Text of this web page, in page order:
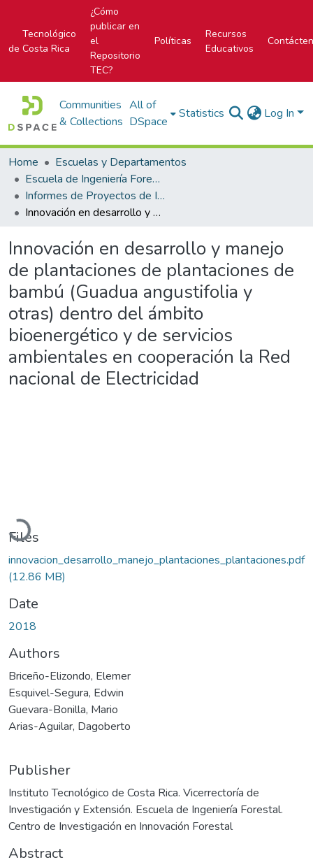
Tecnológico
de Costa Rica
¿Cómo
publicar en
el
Repositorio
TEC?
Políticas
Recursos
Educativos
Communities
& Collections
All of
DSpace
Statistics Log In
Home
Escuelas y Departamentos
Escuela de Ingeniería Forestal
Informes de Proyectos de Investigación
Innovación en desarrollo y manejo de plantaciones de plantaciones de bambú (Guadua angustifolia y otras) dentro del ámbito bioenergético y de servicios ambientales en cooperación la Red nacional de Electricidad
Innovación en desarrollo y manejo
de plantaciones de plantaciones de
bambú (Guadua angustifolia y
otras) dentro del ámbito
bioenergético y de servicios
ambientales en cooperación la Red
nacional de Electricidad
Loading...
Files
innovacion_desarrollo_manejo_plantaciones_plantaciones.pdf
(12.86 MB)
Date
2018
Authors
Briceño-Elizondo, Elemer
Esquivel-Segura, Edwin
Guevara-Bonilla, Mario
Arias-Aguilar, Dagoberto
Publisher
Instituto Tecnológico de Costa Rica. Vicerrectoría de
Investigación y Extensión. Escuela de Ingeniería Forestal.
Centro de Investigación en Innovación Forestal
Abstract